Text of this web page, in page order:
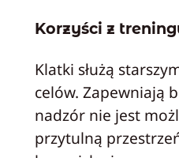
Korzyści z
Klatki służą
celów. Zapewniają
nadzór nie jest
przytulną